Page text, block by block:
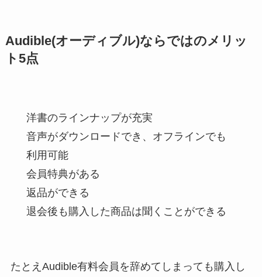
Audible(オーディブル)ならではのメリッ
ト5点
洋書のラインナップが充実
音声がダウンロードでき、オフラインでも
利用可能
会員特典がある
返品ができる
退会後も購入した商品は聞くことができる
たとえAudible有料会員を辞めてしまっても購入し